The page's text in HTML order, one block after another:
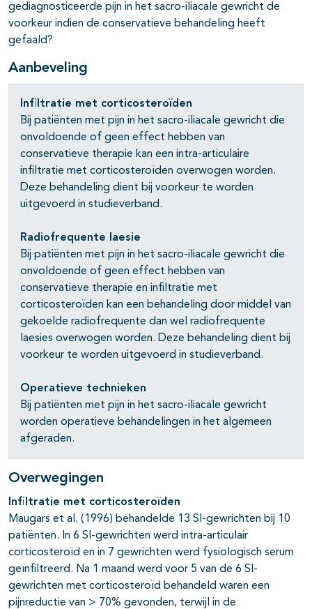
gediagnosticeerde pijn in het sacro-iliacale gewricht de
voorkeur indien de conservatieve behandeling heeft
gefaald?
Aanbeveling
Infiltratie met corticosteroïden
Bij patiënten met pijn in het sacro-iliacale gewricht die
onvoldoende of geen effect hebben van
conservatieve therapie kan een intra-articulaire
infiltratie met corticosteroïden overwogen worden.
Deze behandeling dient bij voorkeur te worden
uitgevoerd in studieverband.
Radiofrequente laesie
Bij patiënten met pijn in het sacro-iliacale gewricht die
onvoldoende of geen effect hebben van
conservatieve therapie en infiltratie met
corticosteroïden kan een behandeling door middel van
gekoelde radiofrequente dan wel radiofrequente
laesies overwogen worden. Deze behandeling dient bij
voorkeur te worden uitgevoerd in studieverband.
Operatieve technieken
Bij patiënten met pijn in het sacro-iliacale gewricht
worden operatieve behandelingen in het algemeen
afgeraden.
Overwegingen
Infiltratie met corticosteroïden
Maugars et al. (1996) behandelde 13 SI-gewrichten bij 10
patiënten. In 6 SI-gewrichten werd intra-articulair
corticosteroïd en in 7 gewrichten werd fysiologisch serum
geïnfiltreerd. Na 1 maand werd voor 5 van de 6 SI-
gewrichten met corticosteroïd behandeld waren een
pijnreductie van > 70% gevonden, terwijl in de